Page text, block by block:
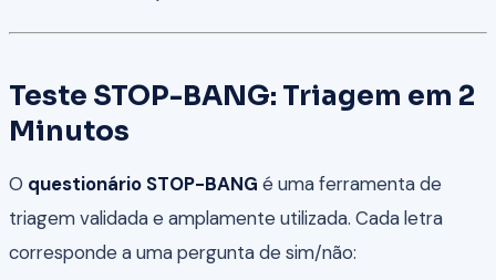
Teste STOP-BANG: Triagem em 2
Minutos
O questionário STOP-BANG é uma ferramenta de
triagem validada e amplamente utilizada. Cada letra
corresponde a uma pergunta de sim/não: